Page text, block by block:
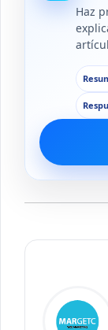
Haz